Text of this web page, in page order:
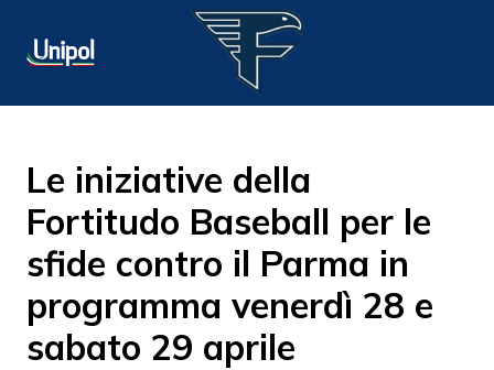
Le iniziative della
Fortitudo Baseball per le
sfide contro il Parma in
programma venerdì 28 e
sabato 29 aprile